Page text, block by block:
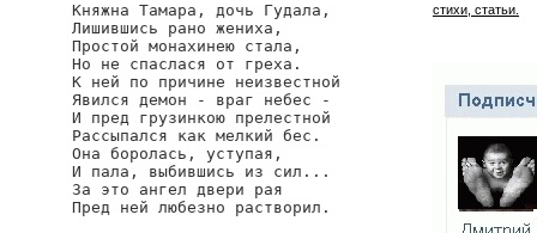
Княжна Тамара, дочь Гудала,
Лишившись рано жениха,
Простой монахинею стала,
Но не спаслася от греха.
К ней по причине неизвестной
Явился демон - враг небес -
И пред грузинкою прелестной
Рассыпался как мелкий бес.
Она боролась, уступая,
И пала, выбившись из сил...
За это aнгел двери рая
Пред ней любезно растворил.
стихи, статьи.